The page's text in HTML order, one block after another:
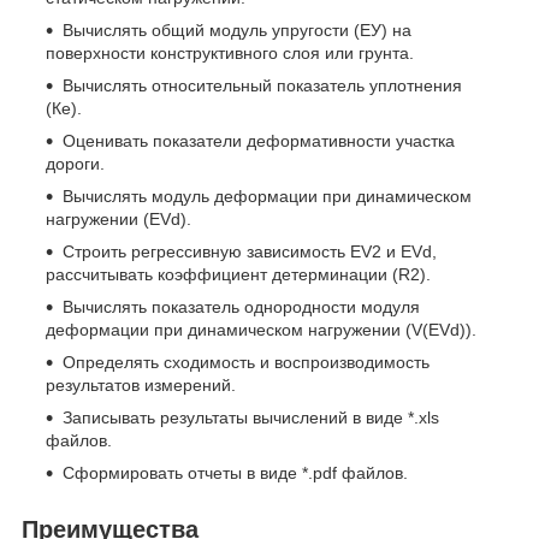
Вычислять общий модуль упругости (ЕУ) на
поверхности конструктивного слоя или грунта.
Вычислять относительный показатель уплотнения
(Ке).
Оценивать показатели деформативности участка
дороги.
Вычислять модуль деформации при динамическом
нагружении (EVd).
Строить регрессивную зависимость EV2 и EVd,
рассчитывать коэффициент детерминации (R2).
Вычислять показатель однородности модуля
деформации при динамическом нагружении (V(EVd)).
Определять сходимость и воспроизводимость
результатов измерений.
Записывать результаты вычислений в виде *.xls
файлов.
Сформировать отчеты в виде *.pdf файлов.
Преимущества